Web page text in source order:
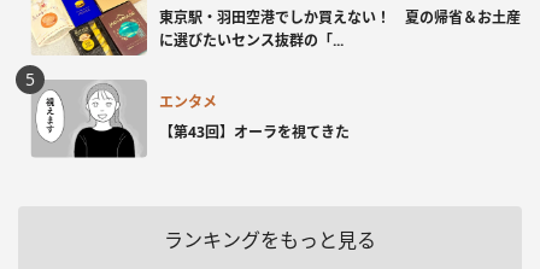
東京駅・羽田空港でしか買えない！ 夏の帰省＆お土産
に選びたいセンス抜群の「...
エンタメ
【第43回】オーラを視てきた
ランキングをもっと見る